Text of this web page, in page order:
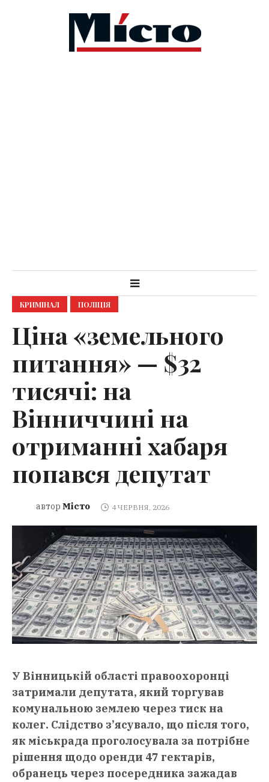
КРИМІНАЛ ПОЛІЦІЯ
Ціна «земельного
питання» — $32
тисячі: на
Вінниччині на
отриманні хабаря
попався депутат
автор Місто 4 ЧЕРВНЯ, 2026
У Вінницькій області правоохоронці
затримали депутата, який торгував
комунальною землею через тиск на
колег. Слідство з’ясувало, що після того,
як міськрада проголосувала за потрібне
рішення щодо оренди 47 гектарів,
обранець через посередника зажадав